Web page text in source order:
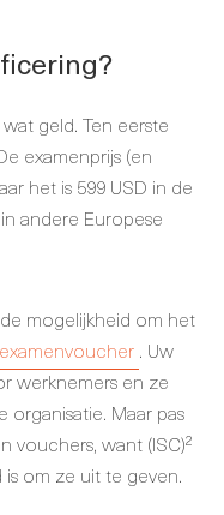
geld. Ten eerste
examenprijs (en
het is 599 USD in de
andere Europese
mogelijkheid om het
examenvoucher . Uw
werknemers en ze
Maar pas
vouchers, want (ISC)²
om ze uit te geven.